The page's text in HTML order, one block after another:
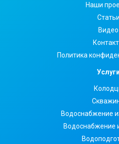
Наши
Статьи
Видео
Политика
Услуги
Водоснабжение
Водоснабжение